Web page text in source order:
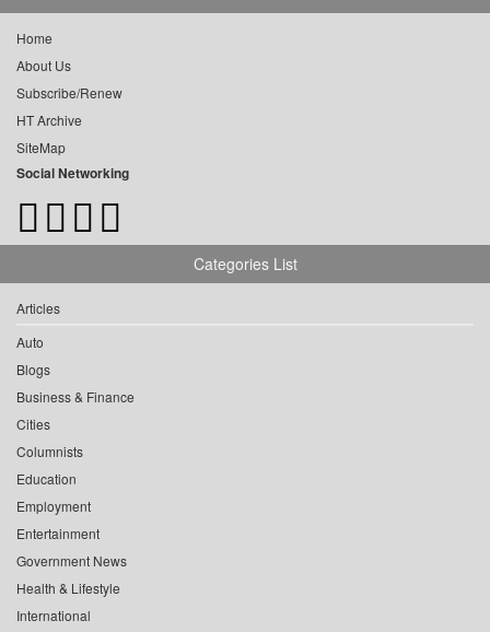
Home
About Us
Subscribe/Renew
HT Archive
SiteMap
Social Networking
Categories List
Articles
Auto
Blogs
Business & Finance
Cities
Columnists
Education
Employment
Entertainment
Government News
Health & Lifestyle
International